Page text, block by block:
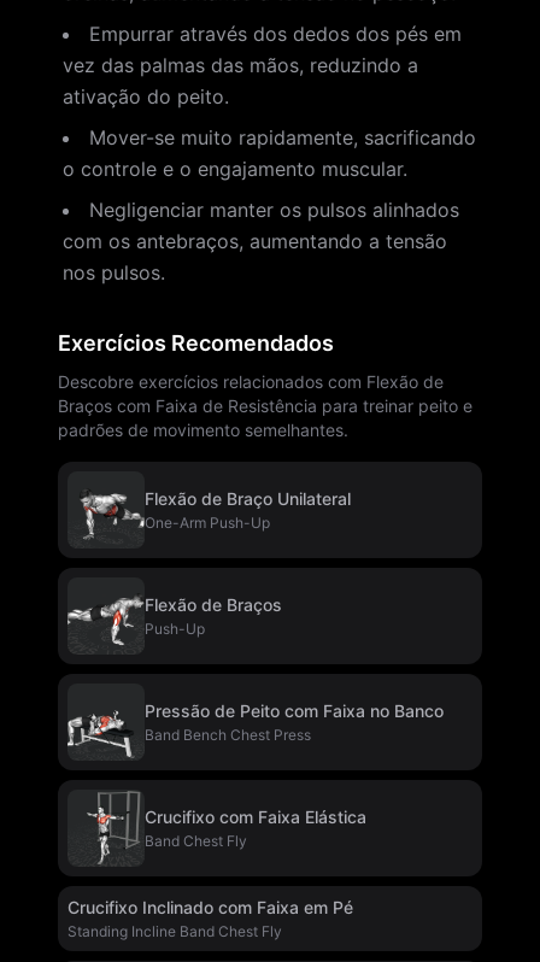
Empurrar através dos dedos dos pés em
vez das palmas das mãos, reduzindo a
ativação do peito.
Mover-se muito rapidamente, sacrificando
o controle e o engajamento muscular.
Negligenciar manter os pulsos alinhados
com os antebraços, aumentando a tensão
nos pulsos.
Exercícios Recomendados
Descobre exercícios relacionados com Flexão de
Braços com Faixa de Resistência para treinar peito e
padrões de movimento semelhantes.
Flexão de Braço Unilateral
One-Arm Push-Up
Flexão de Braços
Push-Up
Pressão de Peito com Faixa no Banco
Band Bench Chest Press
Crucifixo com Faixa Elástica
Band Chest Fly
Crucifixo Inclinado com Faixa em Pé
Standing Incline Band Chest Fly